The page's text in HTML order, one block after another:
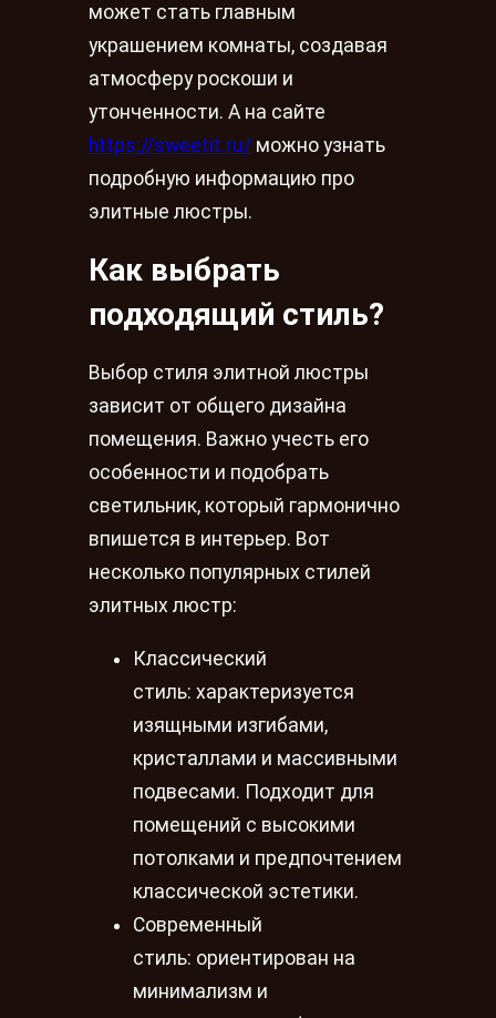
может стать главным
украшением комнаты, создавая
атмосферу роскоши и
утонченности. А на сайте
https://sweetit.ru/ можно узнать
подробную информацию про
элитные люстры.
Как выбрать
подходящий стиль?
Выбор стиля элитной люстры
зависит от общего дизайна
помещения. Важно учесть его
особенности и подобрать
светильник, который гармонично
впишется в интерьер. Вот
несколько популярных стилей
элитных люстр:
Классический
стиль: характеризуется
изящными изгибами,
кристаллами и массивными
подвесами. Подходит для
помещений с высокими
потолками и предпочтением
классической эстетики.
Современный
стиль: ориентирован на
минимализм и